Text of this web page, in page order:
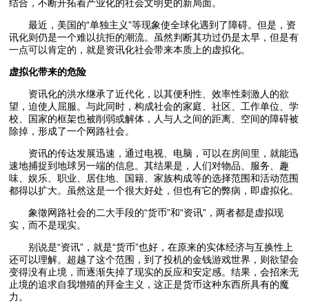
结合，不断开拓着产业化的社会文明史的新局面。
最近，美国的“单独主义”等现象使全球化遇到了障碍。但是，资
讯化则仍是一个难以抗拒的潮流。虽然判断其功过仍是太早，但是有
一点可以肯定的，就是资讯化社会带来本质上的虚拟化。
虚拟化带来的危险
资讯化的洪水继承了近代化，以其便利性、效率性刺激人的欲
望，迫使人屈服。与此同时，构成社会的家庭、社区、工作单位、学
校、国家的框架也被削弱或解体，人与人之间的距离、空间的障碍被
除掉，形成了一个网路社会。
资讯的传达发展迅速，通过电视、电脑，可以在房间里，就能迅
速地捕捉到地球另一端的信息。其结果是，人们对物品、服务、趣
味、娱乐、职业、居住地、国籍、家族构成等的选择范围和活动范围
都得以扩大。虽然这是一个很大好处，但也有它的弊病，即虚拟化。
象徵网路社会的二大手段的“货币”和“资讯”，两者都是虚拟现
实，而不是现实。
别说是“资讯”，就是“货币”也好，在原来的实体经济与互换性上
还可以理解。超越了这个范围，到了投机的金钱游戏世界，则欲望会
变得没有止境，而逐渐失掉了现实的反应和安定感。结果，会招来无
止境的追求自我增殖的拜金主义，这正是货币这种东西所具有的魔
力。